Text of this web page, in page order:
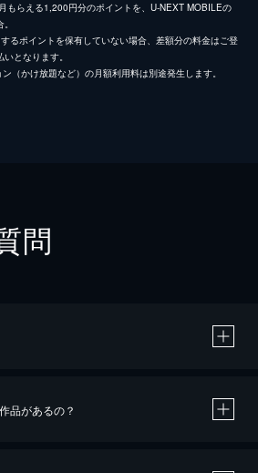
もらえる1,200円分のポイントを、U-NEXT MOBILEの
るポイントを保有していない場合、差額分の料金はご登
となります。
（かけ放題など）の月額利用料は別途発生します。
問
品があるの？